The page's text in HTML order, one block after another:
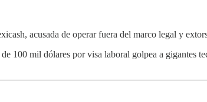
acusada de operar fuera del marco legal y
100 mil dólares por visa laboral golpea a gigantes